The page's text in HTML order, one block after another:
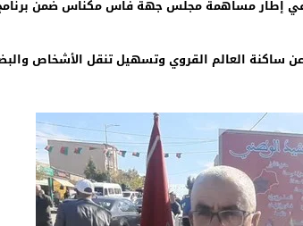
في إطار مساهمة مجلس جهة فاس مكناس ضمن
العالم القروي وتسهيل تنقل الأشخاص